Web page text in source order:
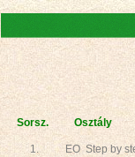
Sorsz. Osztály
1.
EO Step by